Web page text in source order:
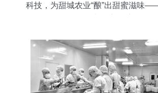
科技，为甜城农业“酿”出甜蜜滋味